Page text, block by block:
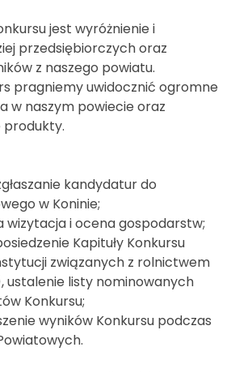
jest wyróżnienie i
przedsiębiorczych oraz
z naszego powiatu.
pragniemy uwidocznić ogromne
w naszym powiecie oraz
kandydatur do
w Koninie;
wizytacja i ocena gospodarstw;
Kapituły Konkursu
związanych z rolnictwem
ustalenie listy nominowanych
Konkursu;
wyników Konkursu podczas